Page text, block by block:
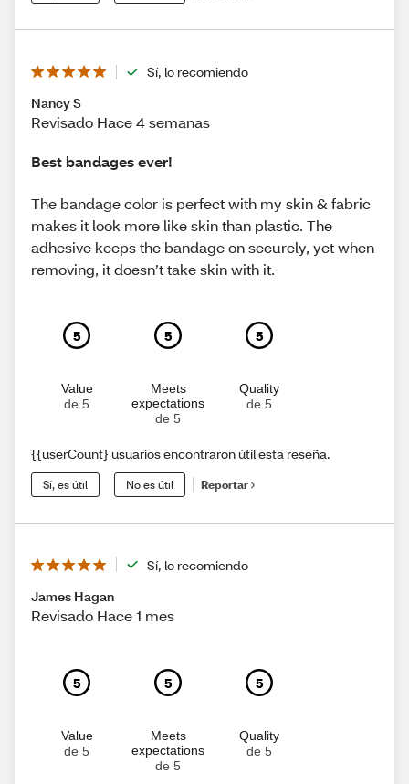
Sí, lo recomiendo
Nancy S
Revisado Hace 4 semanas
Best bandages ever!
The bandage color is perfect with my skin & fabric
makes it look more like skin than plastic. The
adhesive keeps the bandage on securely, yet when
removing, it doesn’t take skin with it.
5
Value
de 5
5
Meets
expectations
de 5
5
Quality
de 5
{{userCount} usuarios encontraron útil esta reseña.
Sí, es útil No es útil Reportar
Sí, lo recomiendo
James Hagan
Revisado Hace 1 mes
5
Value
de 5
5
Meets
expectations
de 5
5
Quality
de 5